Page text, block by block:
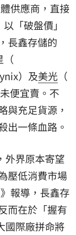
供應商，直接
以「破盤價」
長鑫存儲的
（
）及美光 （
便宜賣。不
與充足貨源，
出一條血路。
外界原本寄望
壓低消費市場
報導，長鑫存
而在於「握有
國際廠拼命將